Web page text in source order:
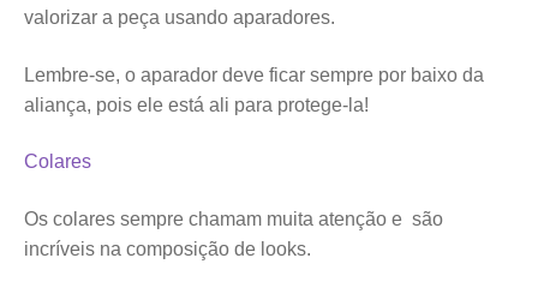
valorizar a peça usando aparadores.
Lembre-se, o aparador deve ficar sempre por baixo da
aliança, pois ele está ali para protege-la!
Colares
Os colares sempre chamam muita atenção e são
incríveis na composição de looks.